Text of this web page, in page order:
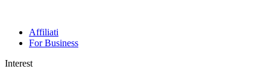
Affiliati
For Business
Interest